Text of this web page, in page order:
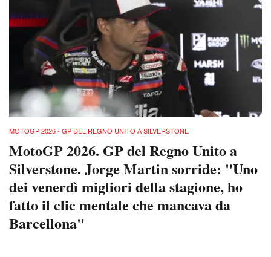
MOTOGP 2026 - GP DEL REGNO UNITO A SILVERSTONE
MotoGP 2026. GP del Regno Unito a
Silverstone. Jorge Martin sorride: "Uno
dei venerdì migliori della stagione, ho
fatto il clic mentale che mancava da
Barcellona"